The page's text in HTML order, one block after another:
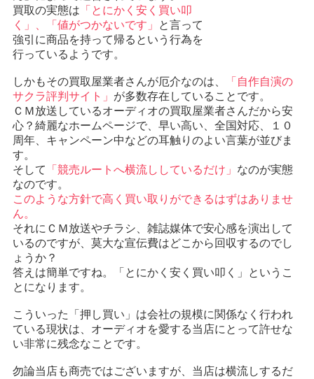
買取の実態は 「とにかく安く買い叩
く」、「値がつかないです」
と言って
強引に商品を持って帰るという行為を
行っているようです。
しかもその買取屋業者さんが厄介なのは、
「自作自演の
サクラ評判サイト」 が多数存在していることです。
ＣＭ放送しているオーディオの買取屋業者さんだから安
心？綺麗なホームページで、早い高い、全国対応、１０
周年、キャンペーン中などの耳触りのよい言葉が並びま
す。
そして
「競売ルートへ横流ししているだけ」 なのが実態
なのです。
このような方針で高く買い取りができるはずはありませ
ん。
それにＣＭ放送やチラシ、雑誌媒体で安心感を演出して
いるのですが、莫大な宣伝費はどこから回収するのでし
ょうか？
答えは簡単ですね。「とにかく安く買い叩く」というこ
とになります。
こういった「押し買い」は会社の規模に関係なく行われ
ている現状は、オーディオを愛する当店にとって許せな
い非常に残念なことです。
勿論当店も商売ではございますが、当店は横流しするだ